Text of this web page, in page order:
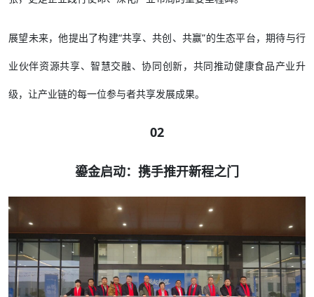
展望未来，他提出了构建“共享、共创、共赢”的生态平台，期待与行
业伙伴资源共享、智慧交融、协同创新，共同推动健康食品产业升
级，让产业链的每一位参与者共享发展成果。
02
鎏金启动：携手推开新程之门